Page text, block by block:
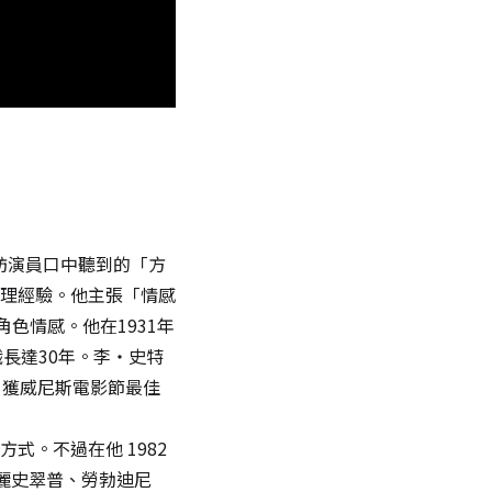
員口中聽到的「方
經驗。他主張「情感
色情感。他在1931年
達30年。李・史特
威尼斯電影節最佳
式。不過在他 1982
史翠普、勞勃迪尼